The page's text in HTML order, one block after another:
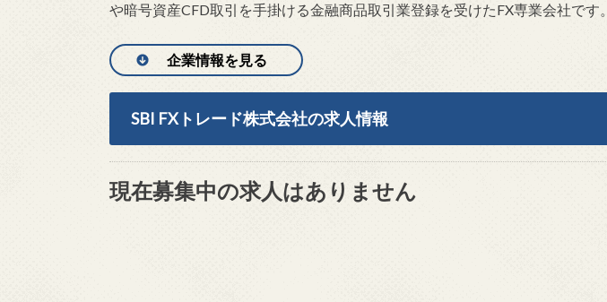
や暗号資産CFD取引を手掛ける金融商品取引業登録を受けたFX専業会社です。
企業情報を見る
SBI FXトレード株式会社の求人情報
現在募集中の求人はありません